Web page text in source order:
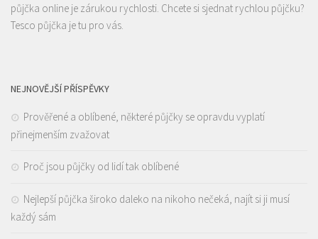
půjčka online je zárukou rychlosti. Chcete si sjednat rychlou půjčku?
Tesco půjčka je tu pro vás.
NEJNOVĚJŠÍ PŘÍSPĚVKY
Prověřené a oblíbené, některé půjčky se opravdu vyplatí
přinejmenším zvažovat
Proč jsou půjčky od lidí tak oblíbené
Nejlepší půjčka široko daleko na nikoho nečeká, najít si ji musí
každý sám